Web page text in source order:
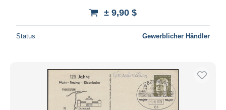
± 9,90 $
Status Gewerblicher Händler